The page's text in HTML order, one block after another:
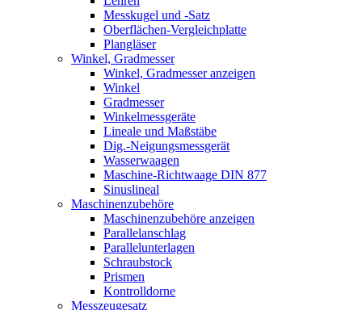
Messkugel und -Satz
Oberflächen-Vergleichplatte
Plangläser
Winkel, Gradmesser
Winkel, Gradmesser anzeigen
Winkel
Gradmesser
Winkelmessgeräte
Lineale und Maßstäbe
Dig.-Neigungsmessgerät
Wasserwaagen
Maschine-Richtwaage DIN 877
Sinuslineal
Maschinenzubehöre
Maschinenzubehöre anzeigen
Parallelanschlag
Parallelunterlagen
Schraubstock
Prismen
Kontrolldorne
Messzeugesatz